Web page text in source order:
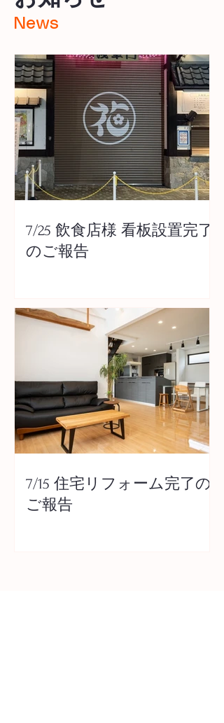
News
7/25 飲食店様 看板設置完了
のご報告
7/15 住宅リフォーム完了の
ご報告